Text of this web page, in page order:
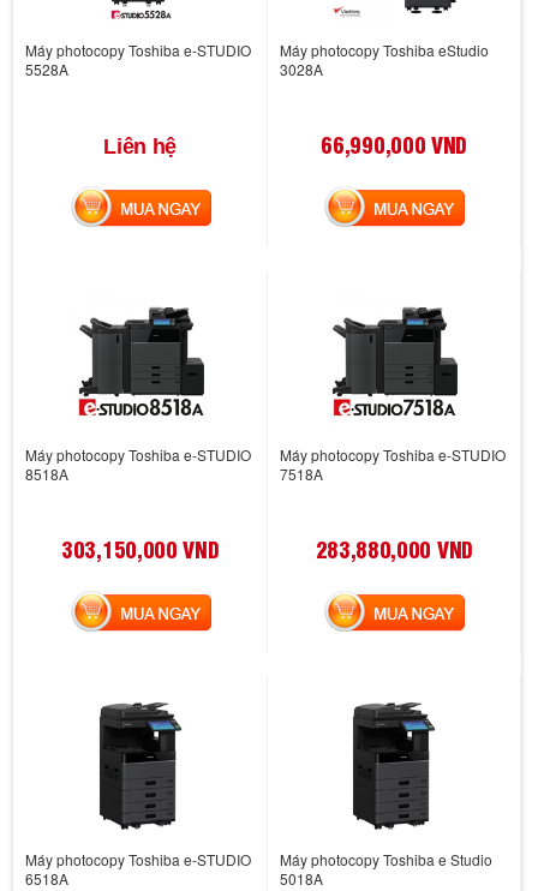
Máy photocopy Toshiba e-STUDIO
5528A
Liên hệ
MUA NGAY
Máy photocopy Toshiba eStudio
3028A
66,990,000 VND
MUA NGAY
Máy photocopy Toshiba e-STUDIO
8518A
303,150,000 VND
MUA NGAY
Máy photocopy Toshiba e-STUDIO
7518A
283,880,000 VND
MUA NGAY
Máy photocopy Toshiba e-STUDIO
6518A
Máy photocopy Toshiba e Studio
5018A